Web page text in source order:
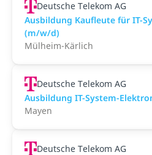
Deutsche Telekom AG
Ausbildung Kaufleute für IT-
(m/w/d)
Mülheim-Kärlich
Deutsche Telekom AG
Ausbildung IT-System-
Mayen
Deutsche Telekom AG